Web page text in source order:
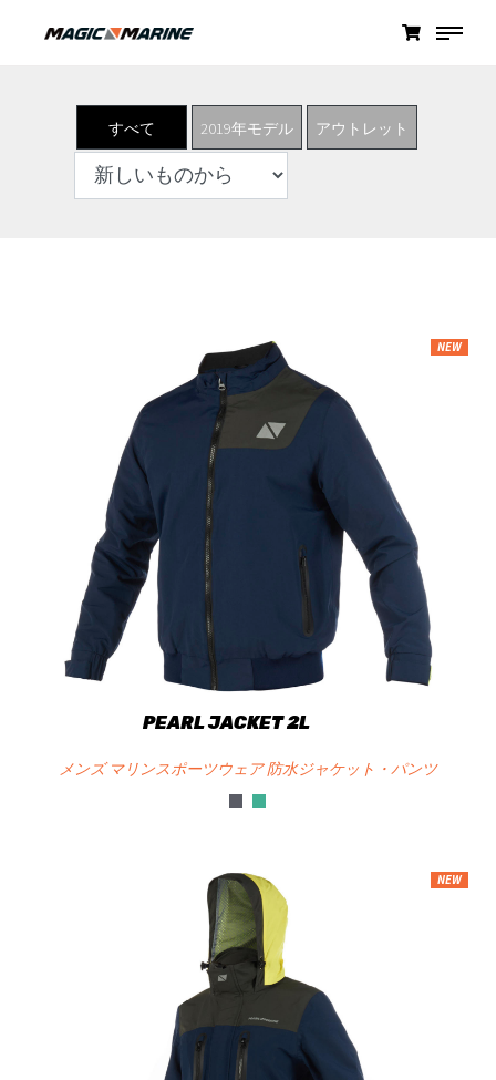
すべて 2019年モデル アウトレット
NEW
PEARL JACKET 2L
メンズ マリンスポーツウェア 防水ジャケット・パンツ
NEW